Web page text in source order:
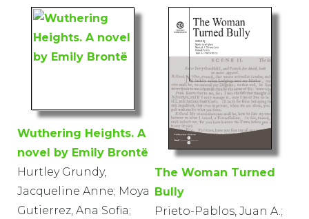
Wuthering Heights. A
novel by Emily Brontë
Hurtley Grundy,
Jacqueline Anne; Moya
Gutierrez, Ana Sofia;
The Woman Turned
Bully
Prieto-Pablos, Juan A.;